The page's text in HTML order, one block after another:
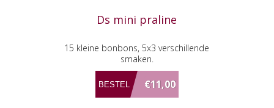
Ds mini praline
15 kleine bonbons, 5x3 verschillende
smaken.
€11,00